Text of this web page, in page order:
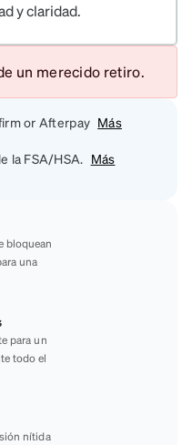
y claridad.
un merecido retiro.
or Afterpay Más
la FSA/HSA. Más
bloquean
una
para un
todo el
nítida